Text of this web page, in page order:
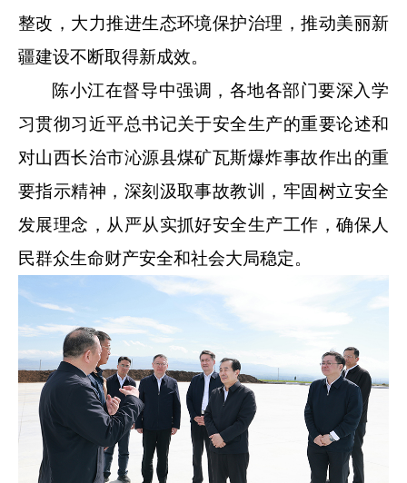
整改，大力推进生态环境保护治理，推动美丽新
疆建设不断取得新成效。
陈小江在督导中强调，各地各部门要深入学
习贯彻习近平总书记关于安全生产的重要论述和
对山西长治市沁源县煤矿瓦斯爆炸事故作出的重
要指示精神，深刻汲取事故教训，牢固树立安全
发展理念，从严从实抓好安全生产工作，确保人
民群众生命财产安全和社会大局稳定。